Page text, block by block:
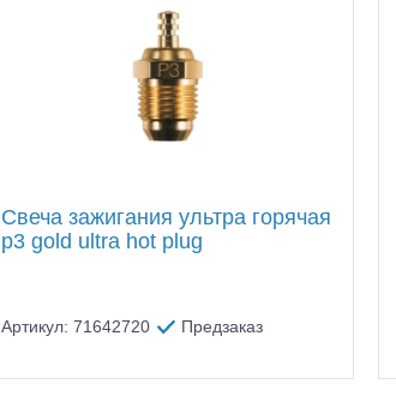
Свеча зажигания ультра горячая
p3 gold ultra hot plug
Артикул: 71642720 Предзаказ